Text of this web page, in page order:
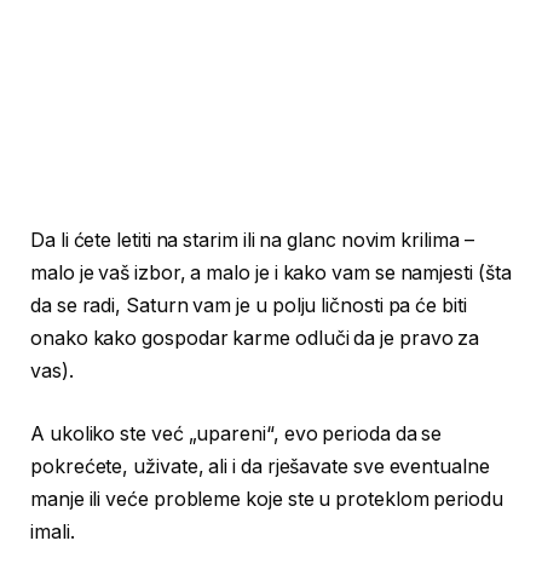
Da li ćete letiti na starim ili na glanc novim krilima –
malo je vaš izbor, a malo je i kako vam se namjesti (šta
da se radi, Saturn vam je u polju ličnosti pa će biti
onako kako gospodar karme odluči da je pravo za
vas).
A ukoliko ste već „upareni“, evo perioda da se
pokrećete, uživate, ali i da rješavate sve eventualne
manje ili veće probleme koje ste u proteklom periodu
imali.